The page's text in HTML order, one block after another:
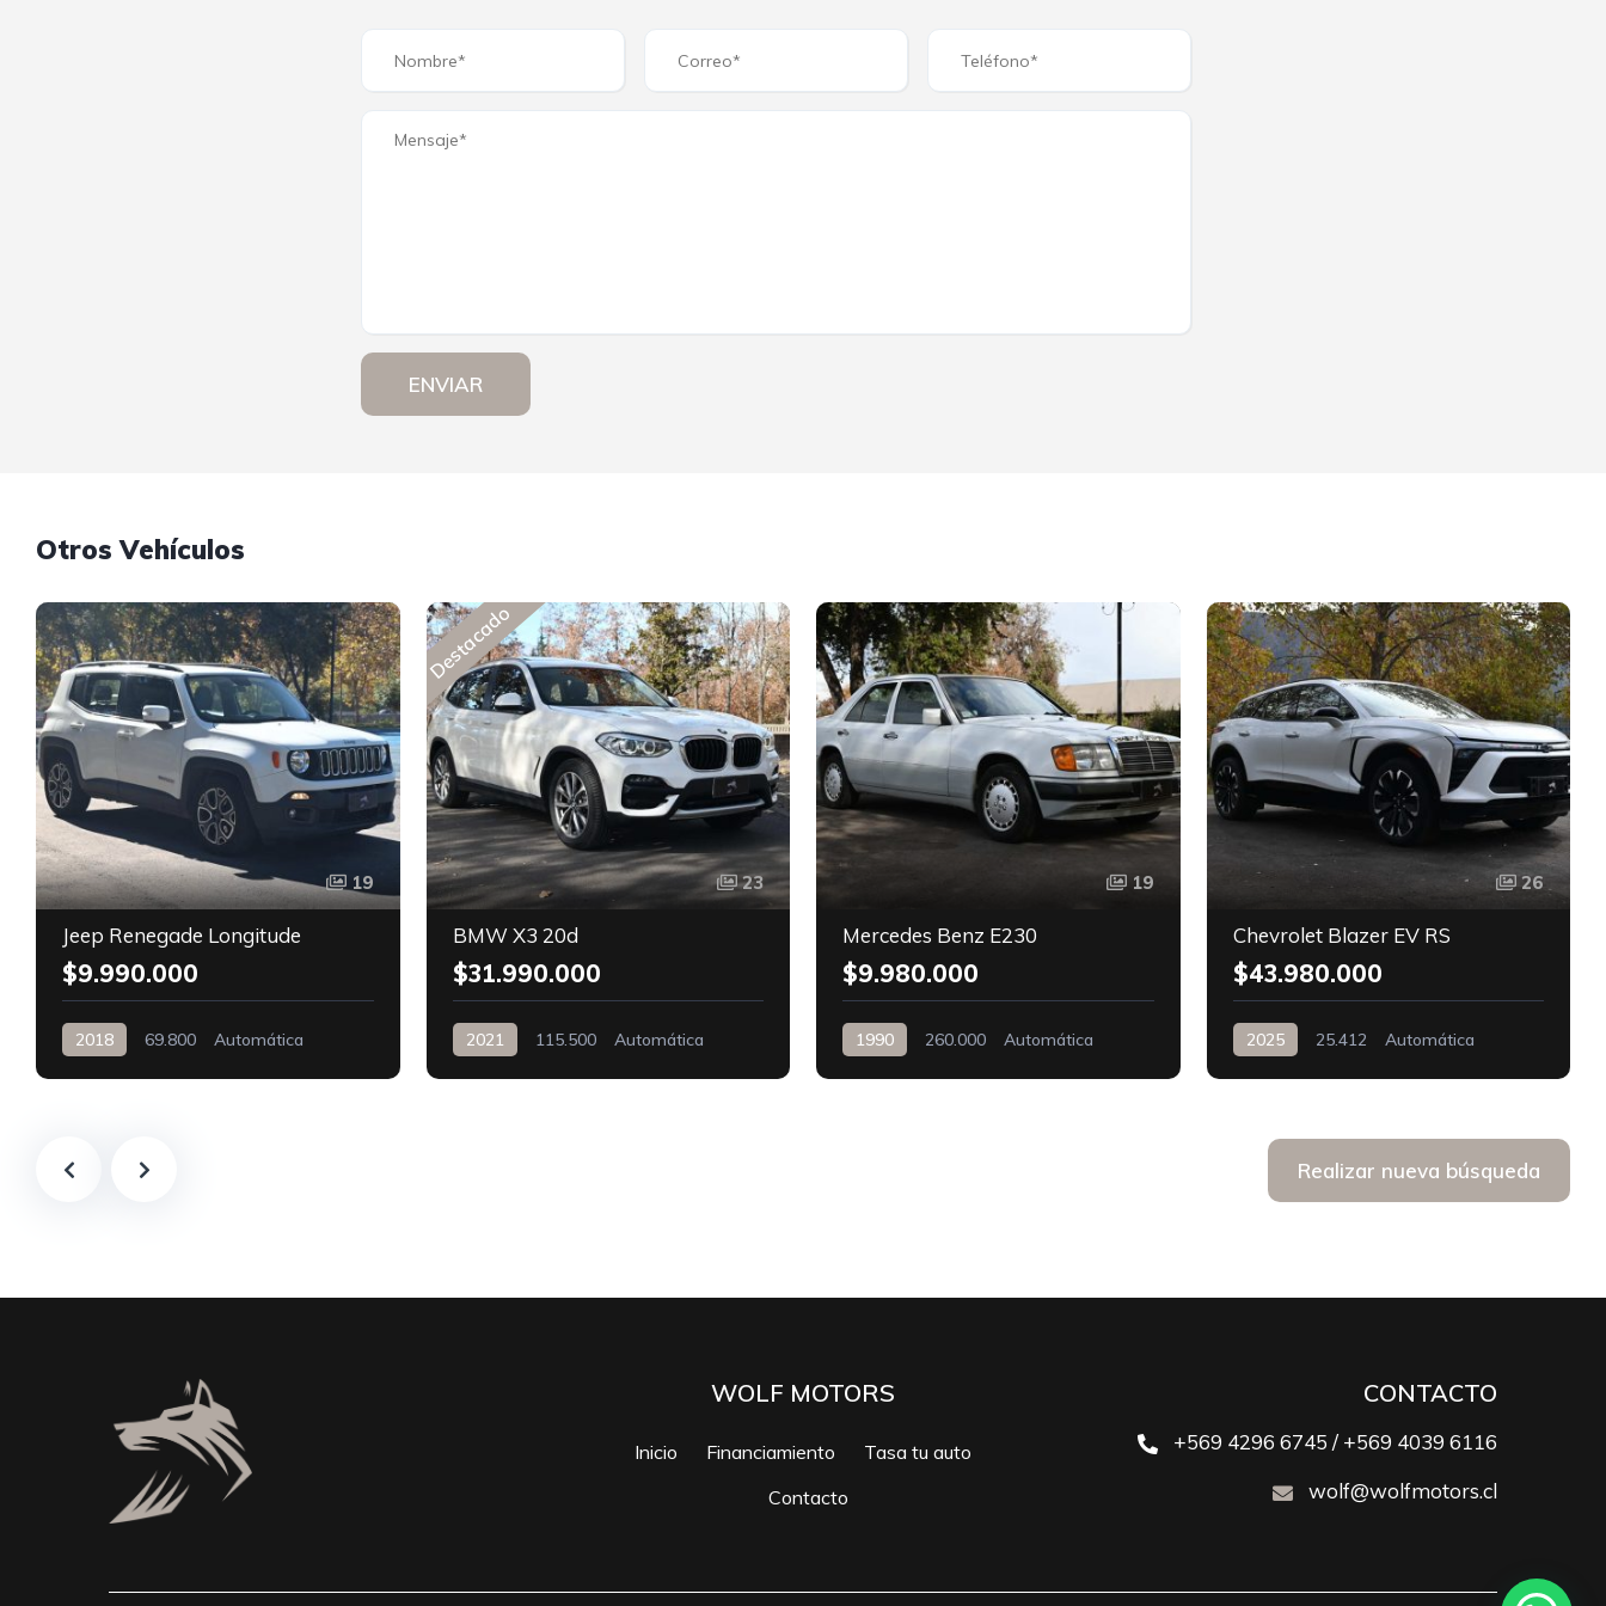
ENVIAR
Otros Vehículos
19
Jeep Renegade Longitude
$9.990.000
2018 69.800 Automática
Destacado
23
BMW X3 20d
$31.990.000
2021 115.500 Automática
19
Mercedes Benz E230
$9.980.000
1990 260.000 Automática
26
Chevrolet Blazer EV RS
$43.980.000
2025 25.412 Automática
Realizar nueva búsqueda
WOLF MOTORS
Inicio Financiamiento
Tasa tu auto
Contacto
CONTACTO
+569 4296 6745 / +569 4039 6116
wolf@wolfmotors.cl